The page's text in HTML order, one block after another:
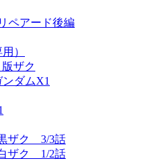
ペアード後編
）
ザク
ダムX1
ザク 3/3話
ザク 1/2話